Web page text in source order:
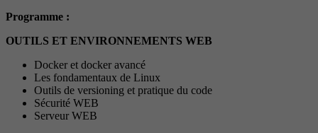
Programme :
OUTILS ET ENVIRONNEMENTS WEB
Docker et docker avancé
Les fondamentaux de Linux
Outils de versioning et pratique du code
Sécurité WEB
Serveur WEB